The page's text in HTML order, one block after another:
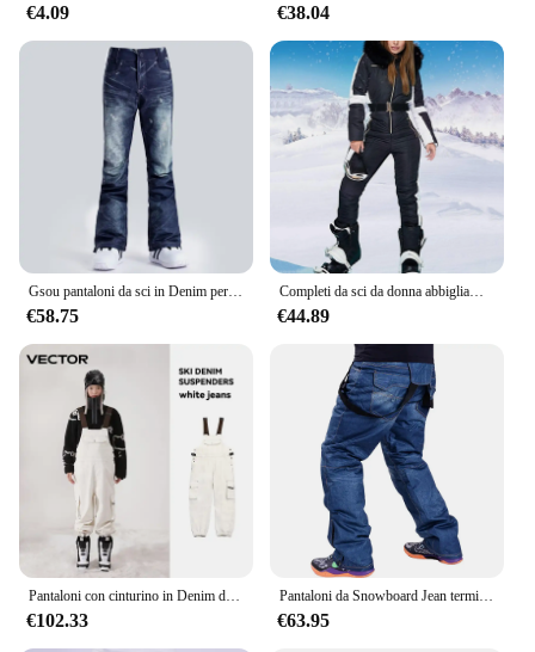
€4.09 €38.04
Gsou pantaloni da sci in Denim per donna inverno Outdoor caldo impermeabile antivento sci e pantaloni da snowboard Famale Snow bavaglini pantaloni
€58.75
Completi da sci da donna abbigliamento imbottito per sport all'aria aperta invernale impermeabile con colletto rimovibile tuta da sci con cerniera per sport all'aria aperta
€44.89
Pantaloni con cinturino in Denim da uomo e da donna addensati vettoriale antivento caldo mantenimento resistente all'usura snowboard sport all'aria aperta
€102.33
Pantaloni da Snowboard Jean termici da-30 gradi bretelle pantaloni da sci in Denim pantaloni da neve impermeabili antivento da donna invernali
€63.95